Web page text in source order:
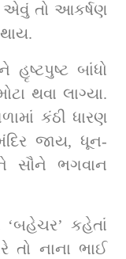
તો આકર્ષણ
હૃષ્ટપુષ્ટ બાંધો
થવા લાગ્યા.
કંઠી ધારણ
જાય, ધૂન-
સૌને ભગવાન
‘બહેચર’ કહેતાં
તો નાના ભાઈ